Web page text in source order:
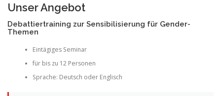
Unser Angebot
Debattiertraining zur Sensibilisierung für Gender-
Themen
Eintägiges Seminar
für bis zu 12 Personen
Sprache: Deutsch oder Englisch